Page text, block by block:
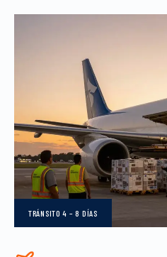
TRÁNSITO4 – 8 DÍAS